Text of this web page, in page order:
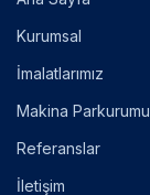
Kurumsal
İmalatlarımız
Makina
Referanslar
İletişim